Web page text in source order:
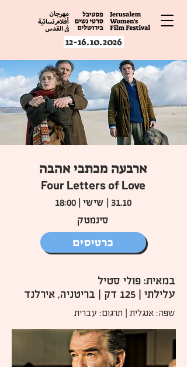
12-16.10.2026
ארבעה מכתבי אהבה
Four Letters of Love
31.10 | שישי | 18:00
סינמטק
כרטיסים
במאית: פולי סטיל
עלילתי | 125 דק | בריטניה, אירלנד
שפה: אנגלית | תרגום: עברית